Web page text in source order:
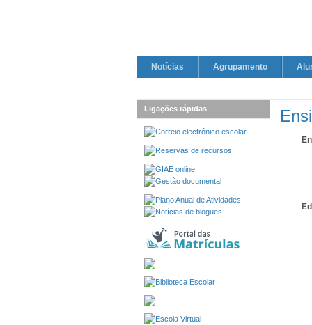
Notícias Agrupamento
Ligações rápidas